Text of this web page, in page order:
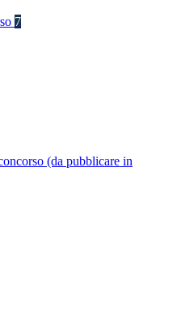
7
(da pubblicare in